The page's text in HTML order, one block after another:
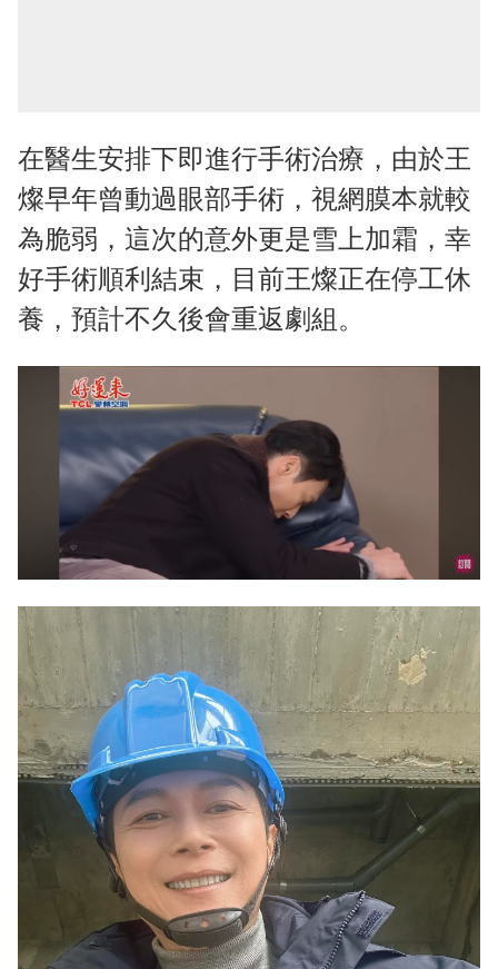
在醫生安排下即進行手術治療，由於王
燦早年曾動過眼部手術，視網膜本就較
為脆弱，這次的意外更是雪上加霜，幸
好手術順利結束，目前王燦正在停工休
養，預計不久後會重返劇組。